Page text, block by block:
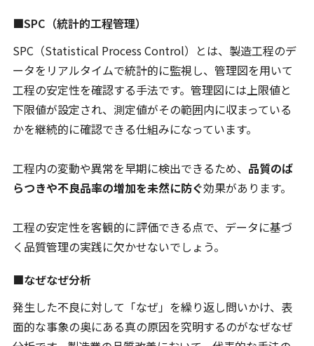
■SPC（統計的工程管理）
SPC（Statistical Process Control）とは、製造工程のデ
ータをリアルタイムで統計的に監視し、管理図を用いて
工程の安定性を確認する手法です。管理図には上限値と
下限値が設定され、測定値がその範囲内に収まっている
かを継続的に確認できる仕組みになっています。
工程内の変動や異常を早期に検出できるため、 品質のば
らつきや不良品率の増加を未然に防ぐ効果があります。
工程の安定性を客観的に評価できる点で、データに基づ
く品質管理の実践に欠かせないでしょう。
■なぜなぜ分析
発生した不良に対して「なぜ」を繰り返し問いかけ、表
面的な事象の奥にある真の原因を究明するのがなぜなぜ